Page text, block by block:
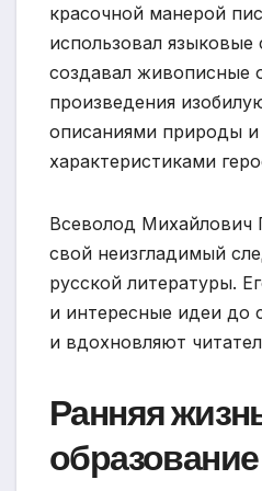
красочной манерой
использовал языковые
создавал живописные
произведения
описаниями природы и
характеристиками
Всеволод Михайлович
свой неизгладимый
русской литературы.
и интересные идеи до
и вдохновляют
Ранняя
образование